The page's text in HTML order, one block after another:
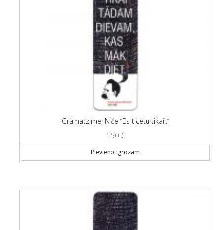
Grāmatzīme, Nīče “Es ticētu tikai..”
1,50 €
Pievienot grozam